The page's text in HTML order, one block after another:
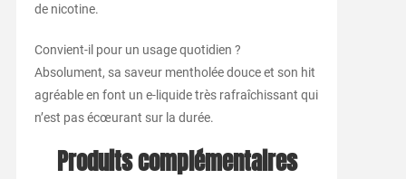
de nicotine.
Convient-il pour un usage quotidien ?
Absolument, sa saveur mentholée douce et son hit
agréable en font un e-liquide très rafraîchissant qui
n’est pas écœurant sur la durée.
Produits complémentaires